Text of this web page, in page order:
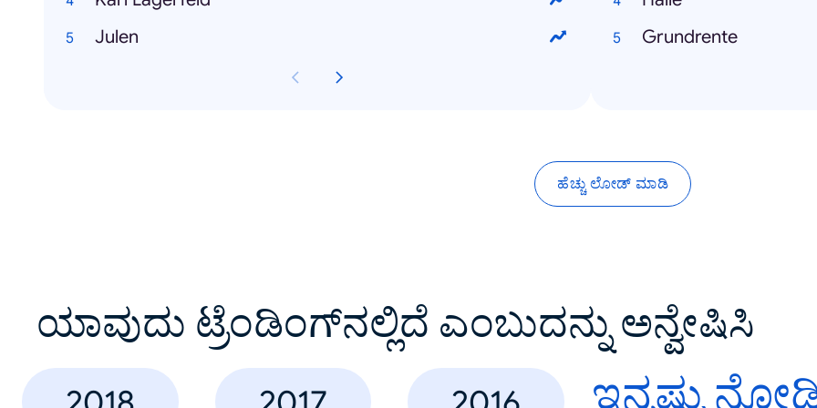
Julen
Grundrente
ಹೆಚ್ಚು ಲೋಡ್ ಮಾಡಿ
ಯಾವುದು ಟ್ರೆಂಡಿಂಗ್‌ನಲ್ಲಿದೆ ಎಂಬುದನ್ನು ಅನ್ವೇಷಿಸಿ
ಇನ್ನಷ್ಟು